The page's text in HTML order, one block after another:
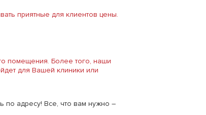
приятные для клиентов цены.
помещения. Более того, наши
для Вашей клиники или
по адресу! Все, что вам нужно –